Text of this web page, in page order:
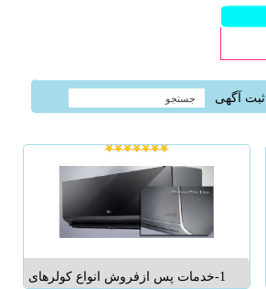
ثبت آگهی
1-خدمات پس ازفروش انواع کولرهای